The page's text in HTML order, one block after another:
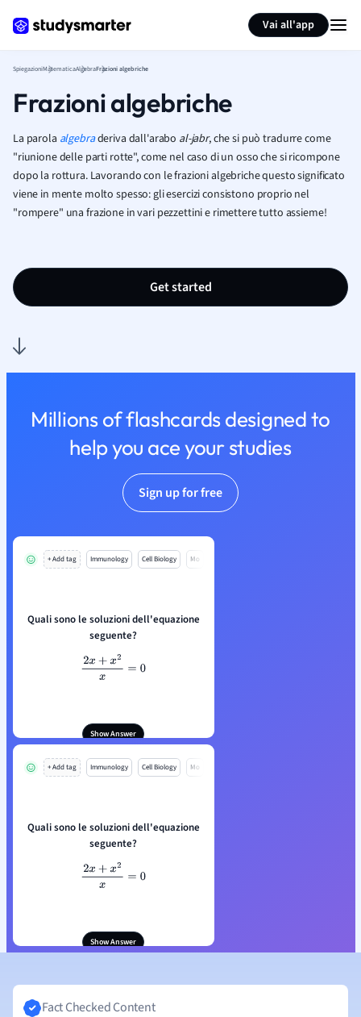
Vai all'app
SpiegazioniMatematicaAlgebraFrazioni algebriche
Frazioni algebriche
La parola algebraderiva dall'arabo al-jabr, che si può tradurre come
"riunione delle parti rotte", come nel caso di un osso che si ricompone
dopo la rottura. Lavorando con le frazioni algebriche questo significato
viene in mente molto spesso: gli esercizi consistono proprio nel
"rompere" una frazione in vari pezzettini e rimettere tutto assieme!
Get started
Millions of flashcards designed to
help you ace your studies
Sign up for free
+ Add tag Immunology Cell Biology Mo
Quali sono le soluzioni dell'equazione
seguente?
2 x+ x2x
Show Answer
+ Add tag Immunology Cell Biology Mo
Quali sono le soluzioni dell'equazione
seguente?
2 x+ x2x
Show Answer
Summarize page
Fact Checked Content